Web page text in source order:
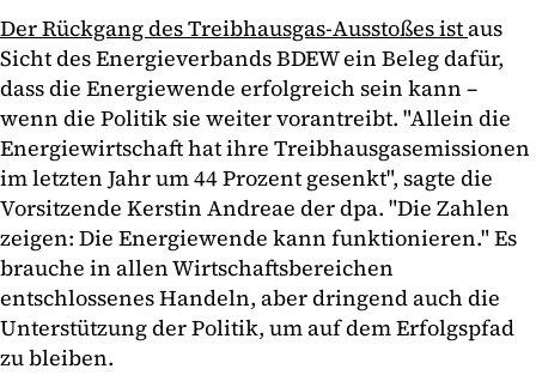
Der Rückgang des Treibhausgas-Ausstoßes istaus
Sicht des Energieverbands BDEW ein Beleg dafür,
dass die Energiewende erfolgreich sein kann –
wenn die Politik sie weiter vorantreibt. "Allein die
Energiewirtschaft hat ihre Treibhausgasemissionen
im letzten Jahr um 44 Prozent gesenkt", sagte die
Vorsitzende Kerstin Andreae der dpa. "Die Zahlen
zeigen: Die Energiewende kann funktionieren." Es
brauche in allen Wirtschaftsbereichen
entschlossenes Handeln, aber dringend auch die
Unterstützung der Politik, um auf dem Erfolgspfad
zu bleiben.